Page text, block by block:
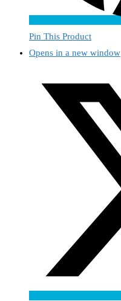
Pin This Product
Opens in a new window